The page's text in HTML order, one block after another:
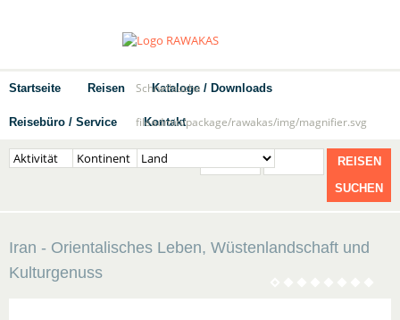
Startseite Reisen Kataloge / Downloads
Reisebüro / Service Kontakt
Schnellsuche
fileadmin/package/rawakas/img/magnifier.svg
REISEN
SUCHEN
Iran - Orientalisches Leben, Wüstenlandschaft und
Kulturgenuss